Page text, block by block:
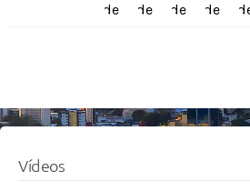
Vídeos